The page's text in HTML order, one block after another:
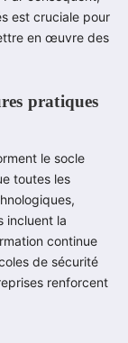
est cruciale pour
en œuvre des
pratiques
le socle
toutes les
incluent la
continue
de sécurité
renforcent